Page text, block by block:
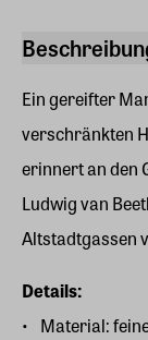
Ein gereifter
verschränkten
erinnert an den
Ludwig van
Altstadtgassen
Details:
Material: